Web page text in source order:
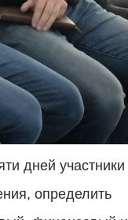
дней участники
определить